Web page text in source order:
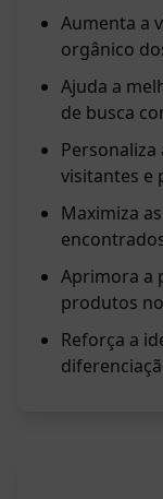
Aumenta a
orgânico
Ajuda a
de busca
visitantes e
Maximiza
Aprimora a
produtos
Reforça a